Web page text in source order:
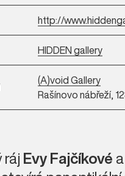
http://
HIDDEN gallery
(A)void Gallery
Rašínovo nábřeží,
rájEvy Fajčíkovéa